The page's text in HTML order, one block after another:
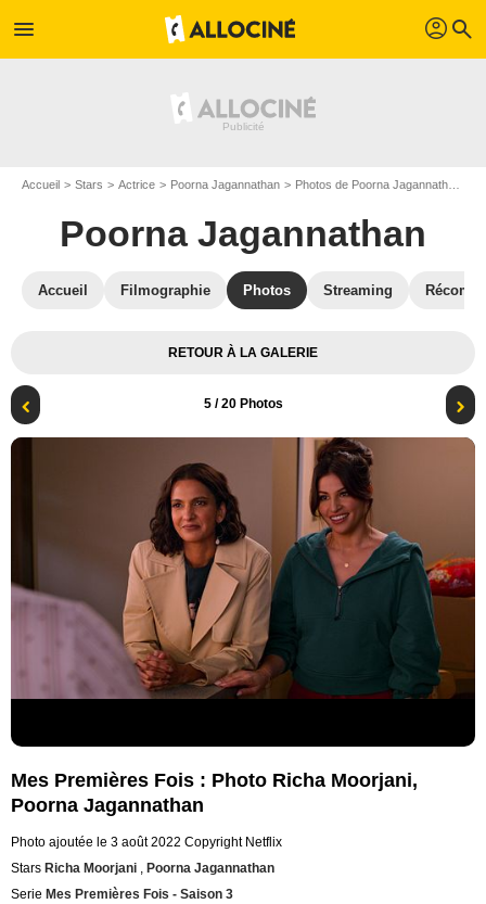
menu profil search
Accueil Stars Actrice Poorna Jagannathan Photos de Poorna Jagannathan
Poorna Jagannathan
Accueil Filmographie Photos Streaming
RETOUR À LA GALERIE
5/ 20 Photos
Mes Premières Fois : Photo Richa Moorjani,
Poorna Jagannathan
Photo ajoutée le 3 août 2022 Copyright Netflix
Stars Richa Moorjani , Poorna Jagannathan
Serie Mes Premières Fois - Saison 3